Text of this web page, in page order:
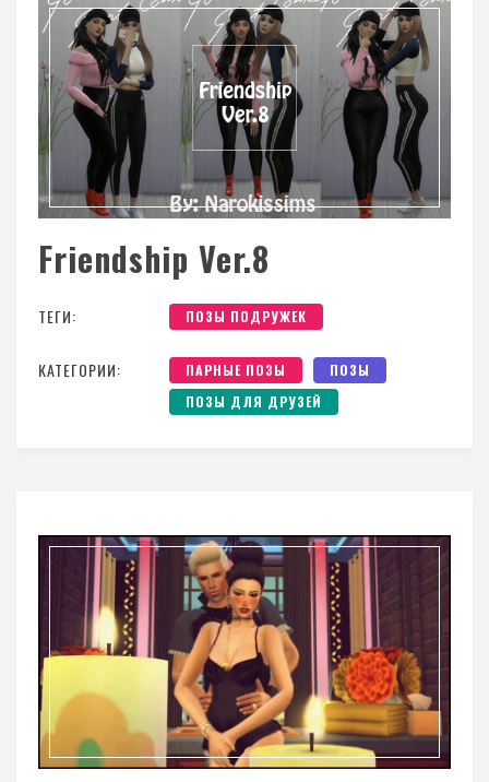
Friendship Ver.8
ТЕГИ: ПОЗЫ ПОДРУЖЕК
КАТЕГОРИИ: ПАРНЫЕ ПОЗЫ
ПОЗЫ
ПОЗЫ ДЛЯ ДРУЗЕЙ